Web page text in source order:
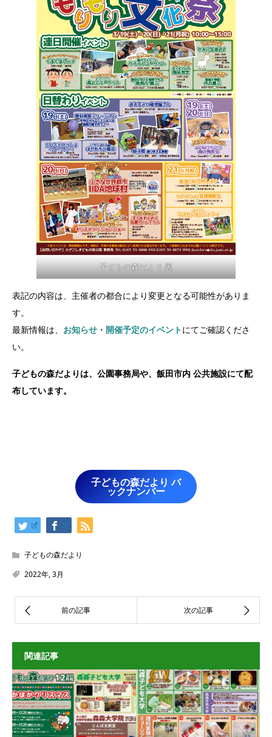
子どもの森だより 裏
表記の内容は、主催者の都合により変更となる可能性がありま
す。
最新情報は、 お知らせ ・ 開催予定のイベントにてご確認くださ
い。
子どもの森だよりは、公園事務局や、飯田市内 公共施設にて配
布しています。
子どもの森だより バ
ックナンバー
子どもの森だより
2022年,3月
関連記事